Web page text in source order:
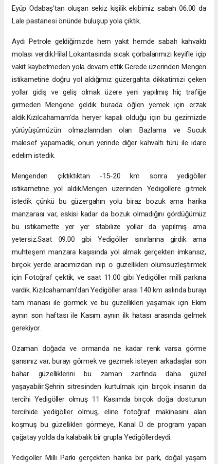
Eyüp Odabaş'tan oluşan sekiz kişilik ekibimiz sabah 06.00 da
Lale pastanesi önünde buluşup yola çıktık.
Aydı Petrole geldiğimizde hem yakıt hemde sabah kahvaktı
molası verdik.Hilal Lokantasında sıcak çorbalarımızı keyifle içip
vakit kaybetmeden yola devam ettik.Gerede üzerinden Mengen
istikametine doğru yol aldığımız güzergahta dikkatimizi çeken
yollar gidiş ve geliş olmak üzere yeni yapılmış hiç trafiğe
girmeden Mengene geldik burada öğlen yemek için erzak
aldık.Kızılcahamam'da heryer kapalı olduğu için bu gezimizde
yürüyüşümüzün olmazlarından olan Bazlama ve Sucuk
malesef yapamadık, onun yerinde diğer kahvaltı türü ile idare
edelim istedik.
Mengenden çıktıktıktan -15-20 km sonra yedigöller
istikametine yol aldık.Mengen üzerinden Yedigöllere gitmek
istedik çünkü bu güzergahın yolu biraz bozuk ama harika
manzarası var, eskisi kadar da bozuk olmadığını gördüğümüz
bu istikamette yer yer stabilize yollar da yapılmış ama
yetersiz.Saat 09.00 gibi Yedigöller sınırlarına girdik ama
muhteşem manzara kaşısında yol almak gerçekten imkansız,
birçok yerde aracımızdan inip o güzellikleri ölümsüzleştirmek
için Fotoğraf çektik, ve saat 11.00 gibi Yedigöller milli parkına
vardık. Kızılcahamam'dan Yedigöller arası 140 km aslında burayı
tam manası ile görmek ve bu güzellikleri yaşamak için Ekim
aynın son haftası ile Kasım aynın ilk hatası arasında gelmek
gerekiyor.
Ozaman doğada ve ormanda ne kadar renk varsa görme
şansınız var, burayı görmek ve gezmek isteyen arkadaşlar son
bahar güzelliklerini bu zaman zarfında daha güzel
yaşayabilir.Şehrin sitresinden kurtulmak için birçok insanın da
tercihi Yedigöller olmuş 11 Kasımda birçok doğa dostunun
tercihide yedigöller olmuş, eline fotoğraf makinasını alan
koşmuş bu güzellikleri görmeye, Kanal D de program yapan
çağatay yolda da kalabalık bir grupla Yedigöllerdeydi.
Yedigöller Milli Parkı gerçekten harika bir park, doğal yaşam